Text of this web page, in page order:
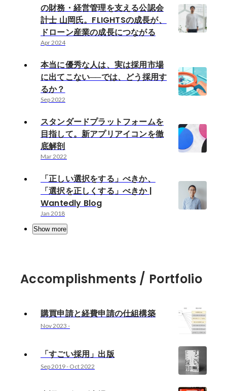
の財務・経営管理を支える公認会
計士 山岡氏。FLIGHTSの成長が、
ドローン産業の成長につながる
Apr 2024
本当に優秀な人は、実は採用市場
に出てこない──では、どう採用す
るか？
Sep 2022
スタンダードプラットフォームを
目指して。新アプリアイコンを徹
底解剖
Mar 2022
「正しい選択をする」べきか、
「選択を正しくする」べきか |
Wantedly Blog
Jan 2018
Show more
Accomplishments / Portfolio
購買申請と経費申請の仕組構築
Nov 2023 -
「すごい採用」出版
Sep 2019- Oct 2022